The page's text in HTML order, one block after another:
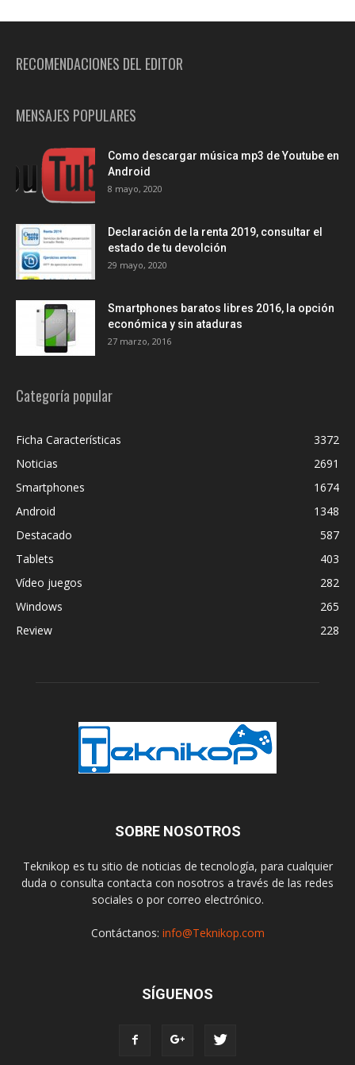
RECOMENDACIONES DEL EDITOR
MENSAJES POPULARES
Como descargar música mp3 de Youtube en
Android
8 mayo, 2020
Declaración de la renta 2019, consultar el
estado de tu devolción
29 mayo, 2020
Smartphones baratos libres 2016, la opción
económica y sin ataduras
27 marzo, 2016
Categoría popular
Ficha Características
3372
Noticias
2691
Smartphones
1674
Android
1348
Destacado
587
Tablets
403
Vídeo juegos
282
Windows
265
Review
228
SOBRE NOSOTROS
Teknikop es tu sitio de noticias de tecnología, para cualquier
duda o consulta contacta con nosotros a través de las redes
sociales o por correo electrónico.
Contáctanos: info@Teknikop.com
SÍGUENOS